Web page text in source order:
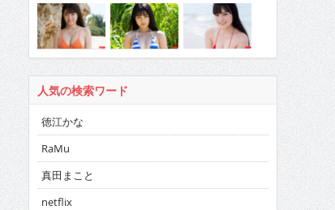
人気の検索ワード
徳江かな
RaMu
真田まこと
netflix